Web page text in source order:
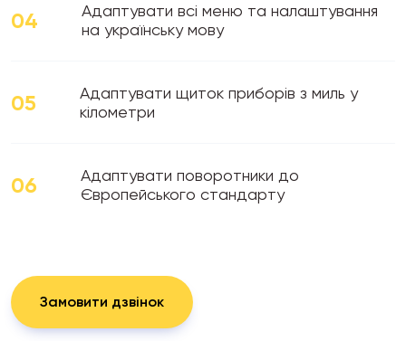
04
Адаптувати всі меню та налаштування
на українську мову
05
Адаптувати щиток приборів з миль у
кілометри
06
Адаптувати поворотники до
Європейського стандарту
Замовити дзвінок